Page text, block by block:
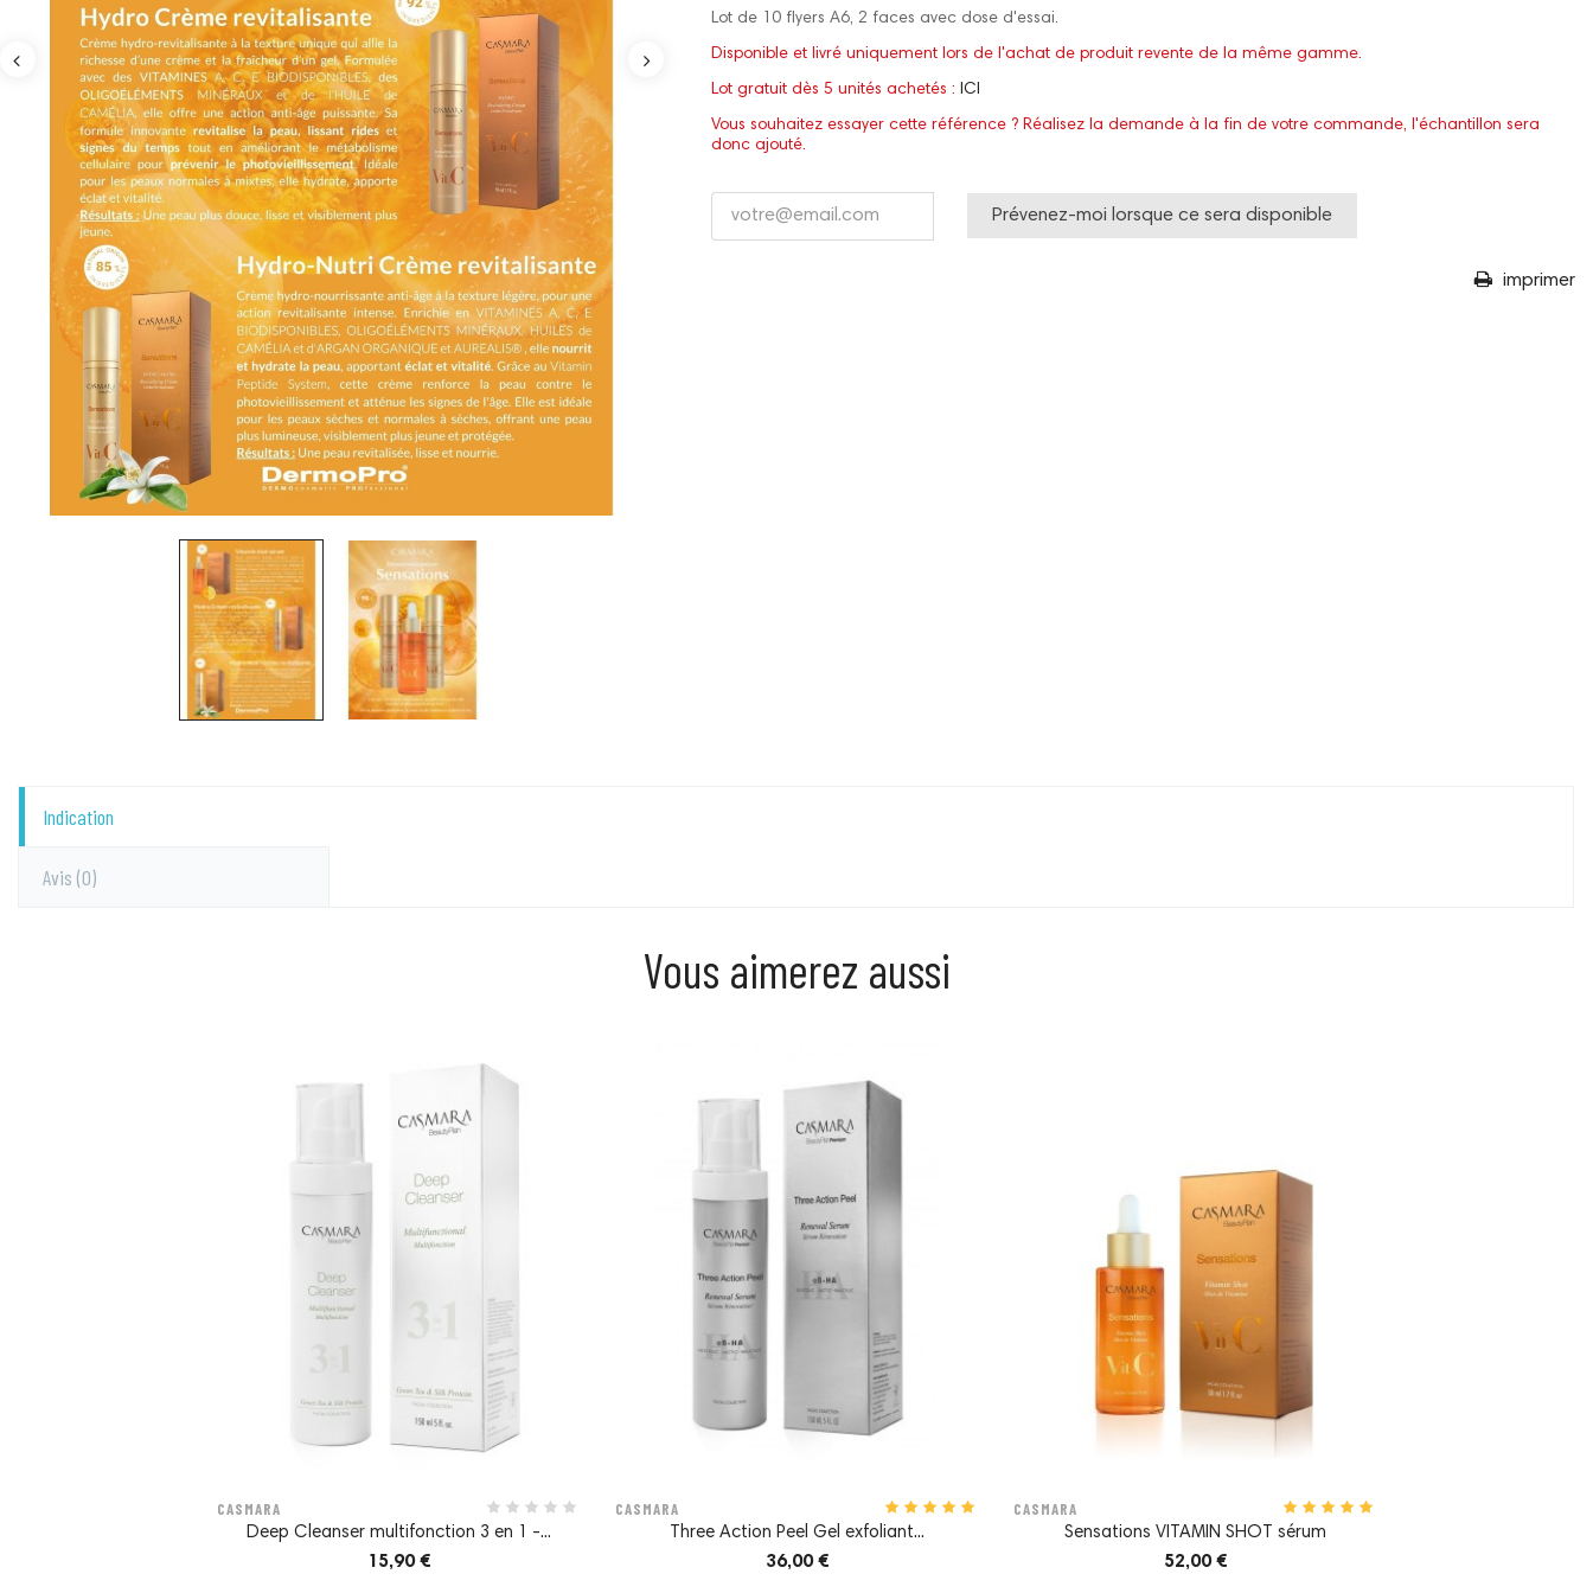
Lot de 10 flyers A6, 2 faces avec dose d'essai.
Disponible et livré uniquement lors de l'achat de produit revente de la même gamme.
Lot gratuit dès 5 unités achetés : ICI
Vous souhaitez essayer cette référence ? Réalisez la demande à la fin de votre commande, l'échantillon sera
donc ajouté.
Prévenez-moi lorsque ce sera disponible
imprimer
Indication
Avis (0)
Vous aimerez aussi
CASMARA
Deep Cleanser multifonction 3 en 1 -...
15,90 €
CASMARA
Three Action Peel Gel exfoliant...
36,00 €
CASMARA
Sensations VITAMIN SHOT sérum
52,00 €